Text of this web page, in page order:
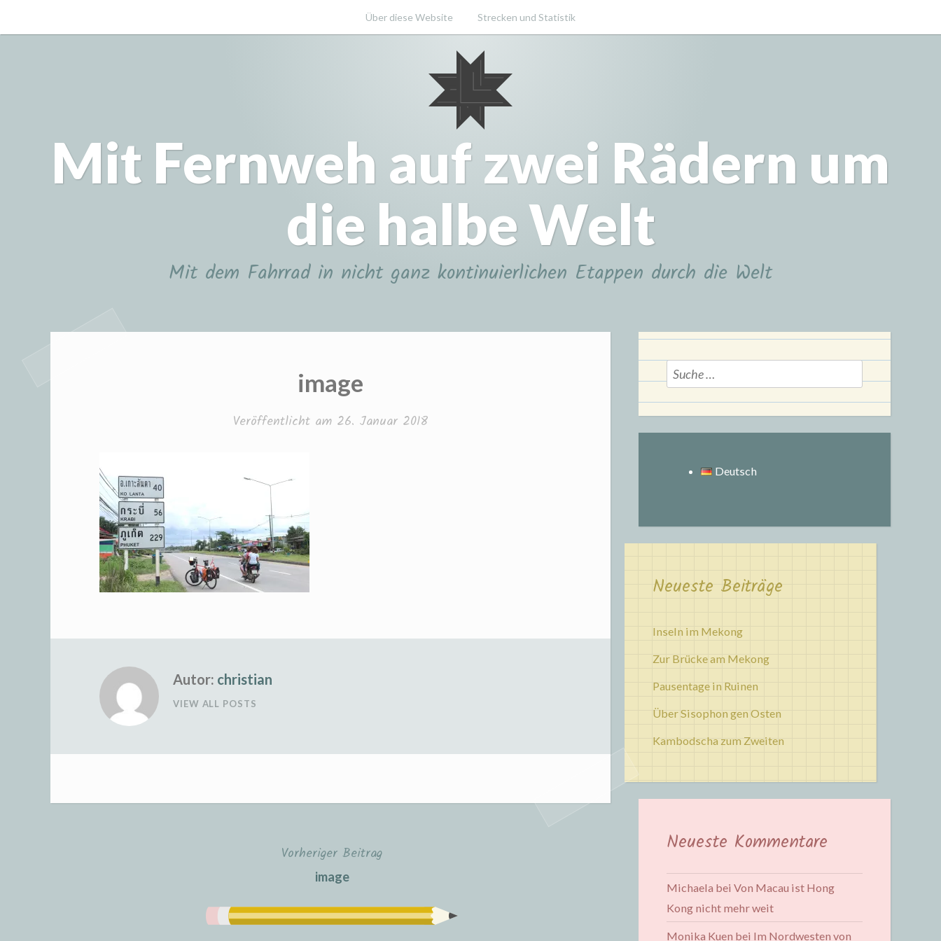
Inhalt
Über diese Website Strecken und Statistik
Mit Fernweh auf zwei Rädern um
die halbe Welt
Mit dem Fahrrad in nicht ganz kontinuierlichen Etappen durch die Welt
image
Veröffentlicht am 26. Januar 2018
Autor: christian
VIEW ALL POSTS
Vorheriger Beitrag
image
Suche
nach:
Deutsch
Neueste Beiträge
Inseln im Mekong
Zur Brücke am Mekong
Pausentage in Ruinen
Über Sisophon gen Osten
Kambodscha zum Zweiten
Neueste Kommentare
Michaela bei Von Macau ist Hong
Kong nicht mehr weit
Monika Kuen bei Im Nordwesten von